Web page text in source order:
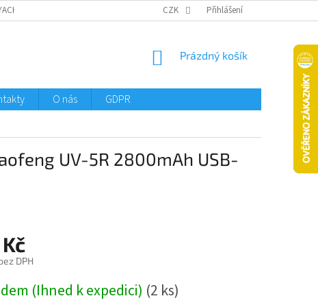
CZK Přihlášení
NÁKUPNÍ
Prázdný košík
O nás GDPR
UV-5R 2800mAh USB-
DPH
(Ihned k expedici) (2 ks)